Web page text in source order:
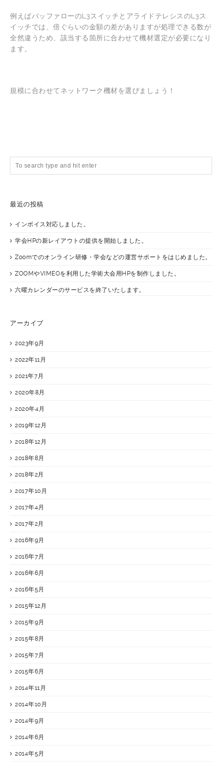
例えばバッファローのL3スイッチとアライドテレシスのL3ス
イッチでは、倍ぐらいの金額の差がありますが処理できる数が
全然違うため、該当する箇所に合わせて機材選定が必要になり
ます。
規模に合わせてネットワーク機材を選びましょう！
最近の投稿
インボイス対応しました。
学会HPの新レイアウトの提供を開始しました。
Zoomでのオンライン研修・学会などの運営サポートをはじめました。
ZOOMやVIMEOを利用した学術大会用HPを制作しました。
六曜カレンダーのサービスを終了いたします。
アーカイブ
2023年9月
2022年11月
2021年7月
2020年8月
2020年4月
2019年12月
2018年12月
2018年8月
2018年2月
2017年10月
2017年4月
2017年2月
2016年9月
2016年7月
2016年6月
2016年5月
2015年12月
2015年9月
2015年8月
2015年7月
2015年6月
2014年11月
2014年10月
2014年9月
2014年6月
2014年5月